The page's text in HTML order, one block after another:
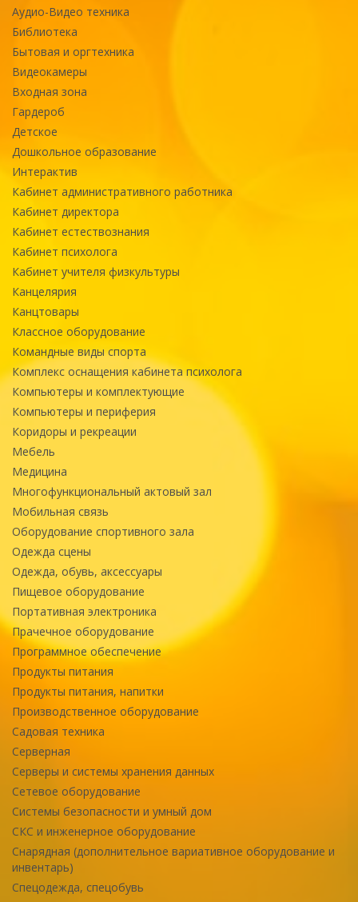
Аудио-Видео техника
Библиотека
Бытовая и оргтехника
Видеокамеры
Входная зона
Гардероб
Детское
Дошкольное образование
Интерактив
Кабинет административного работника
Кабинет директора
Кабинет естествознания
Кабинет психолога
Кабинет учителя физкультуры
Канцелярия
Канцтовары
Классное оборудование
Командные виды спорта
Комплекс оснащения кабинета психолога
Компьютеры и комплектующие
Компьютеры и периферия
Коридоры и рекреации
Мебель
Медицина
Многофункциональный актовый зал
Мобильная связь
Оборудование спортивного зала
Одежда сцены
Одежда, обувь, аксессуары
Пищевое оборудование
Портативная электроника
Прачечное оборудование
Программное обеспечение
Продукты питания
Продукты питания, напитки
Производственное оборудование
Садовая техника
Серверная
Серверы и системы хранения данных
Сетевое оборудование
Системы безопасности и умный дом
СКС и инженерное оборудование
Снарядная (дополнительное вариативное оборудование и
инвентарь)
Спецодежда, спецобувь